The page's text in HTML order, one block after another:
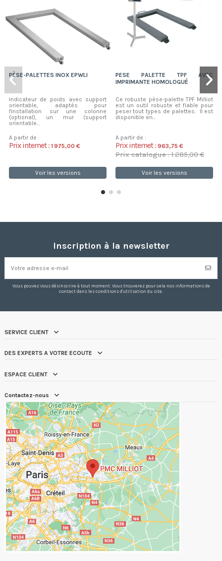
PÈSE-PALETTES INOX EPWLI
Indicateur de poids avec support
orientable, adaptés pour
l'installation sur une colonne
(optional), un mur (support
orientable...
A partir de :
Prix internet : 1 975,00 €
Voir les versions
PESE PALETTE TPF AVEC
IMPRIMANTE HOMOLOGUÉ
Ce robuste pèse-palette TPF Milliot
est un outil robuste et fiable pour
peser tout types de palettes. Il est
disponible en...
A partir de :
Prix internet : 963,75 €
Prix catalogue : 1 285,00 €
Voir les versions
Inscription à la newsletter
Vous pouvez vous désinscrire à tout moment. Vous trouverez pour cela nos informations de
contact dans les conditions d'utilisation du site.
SERVICE CLIENT
DES EXPERTS A VOTRE ECOUTE
ESPACE CLIENT
Contactez-nous